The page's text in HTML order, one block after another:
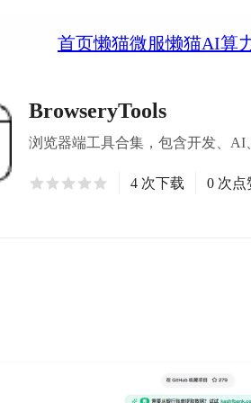
首页懒猫微服懒猫AI算
BrowseryTools
浏览器端工具合集，包含开发、
4 次下载 0 次点